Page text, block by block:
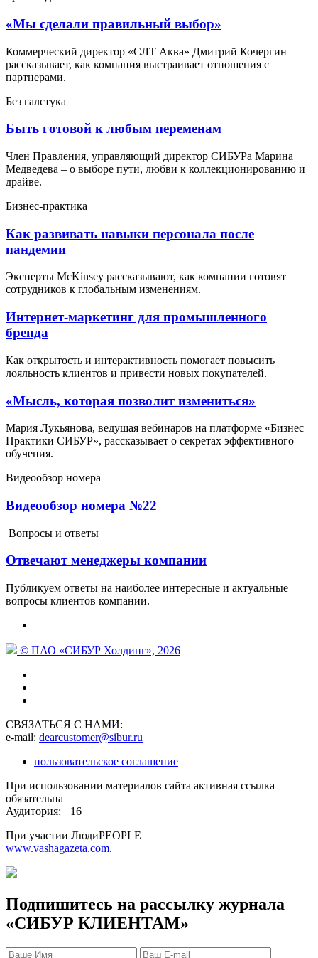
«Мы сделали правильный выбор»
Коммерческий директор «СЛТ Аква» Дмитрий Кочергин
рассказывает, как компания выстраивает отношения с
партнерами.
Без галстука
Быть готовой к любым переменам
Член Правления, управляющий директор СИБУРа Марина
Медведева – о выборе пути, любви к коллекционированию и
драйве.
Бизнес-практика
Как развивать навыки персонала после
пандемии
Эксперты McKinsey рассказывают, как компании готовят
сотрудников к глобальным изменениям.
Интернет-маркетинг для промышленного
бренда
Как открытость и интерактивность помогает повысить
лояльность клиентов и привести новых покупателей.
«Мысль, которая позволит измениться»
Мария Лукьянова, ведущая вебинаров на платформе «Бизнес
Практики СИБУР», рассказывает о секретах эффективного
обучения.
Видеообзор номера
Видеообзор номера №22
Вопросы и ответы
Отвечают менеджеры компании
Публикуем ответы на наиболее интересные и актуальные
вопросы клиентов компании.
© ПАО «СИБУР Холдинг», 2026
СВЯЗАТЬСЯ С НАМИ:
e-mail: dearcustomer@sibur.ru
пользовательское соглашение
При использовании материалов сайта активная ссылка
обязательна
Аудитория: +16
При участии ЛюдиPEOPLE
www.vashagazeta.com.
Подпишитесь на рассылку журнала
«СИБУР КЛИЕНТАМ»